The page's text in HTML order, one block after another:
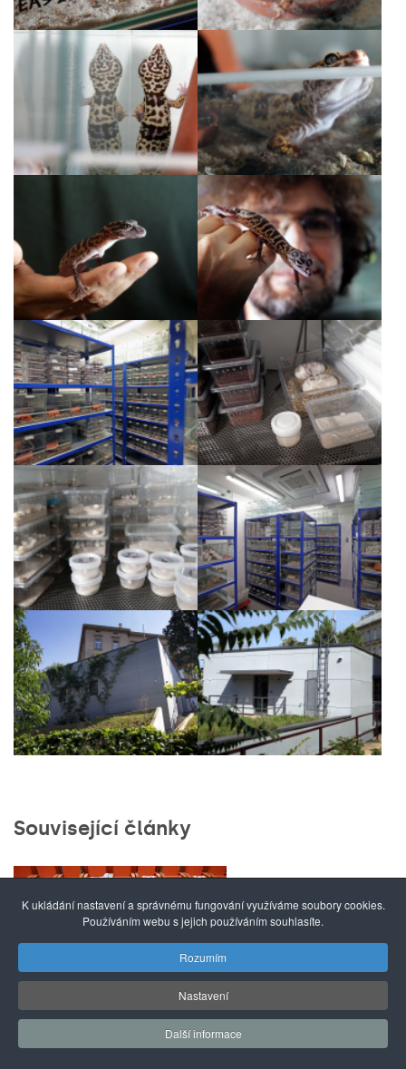
Související články
bilancuje a
I evoluce se může
za určitých
K ukládání nastavení a správnému fungování využíváme soubory cookies.
Používáním webu s jejich používáním souhlasíte.
Rozumím
Nastavení
Další informace